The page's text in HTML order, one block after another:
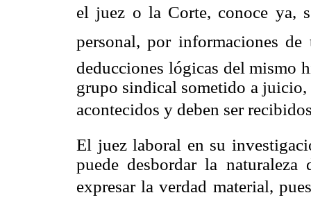
el juez o la Corte, conoce ya,
personal, por informaciones
deducciones lógicas del mismo
grupo sindical sometido a juicio,
acontecidos y deben ser
El juez laboral en su
puede desbordar la
expresar la verdad material,